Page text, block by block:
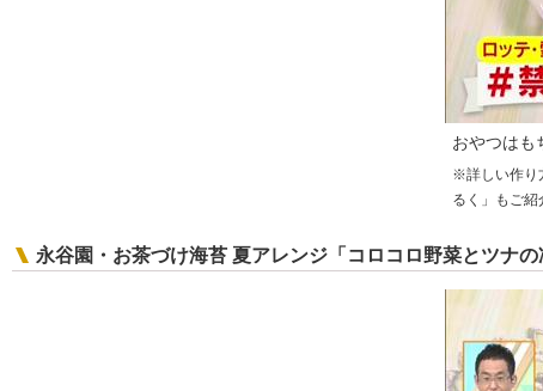
おやつはも
※詳しい作り
るく」もご紹
永谷園・お茶づけ海苔 夏アレンジ「コロコロ野菜とツナの